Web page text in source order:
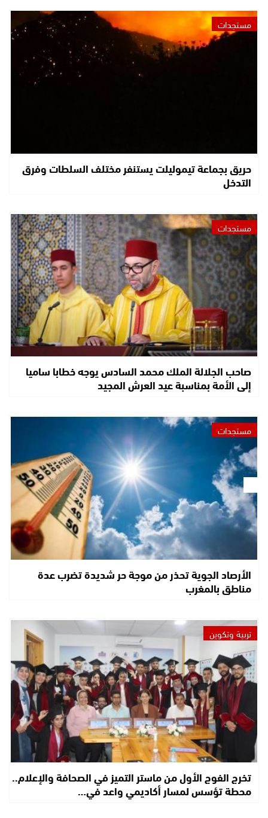
مستجدات
حريق بجماعة تيموليلت يستنفر مختلف السلطات وفرق
التدخل
مستجدات
صاحب الجلالة الملك محمد السادس يوجه خطابا ساميا
إلى الأمة بمناسبة عيد العرش المجيد
مستجدات
الأرصاد الجوية تحذر من موجة حر شديدة تضرب عدة
مناطق بالمغرب
تربية وتكوين
تخرج الفوج الأول من ماستر التميز في الصحافة والإعلام..
محطة تؤسس لمسار أكاديمي واعد في…